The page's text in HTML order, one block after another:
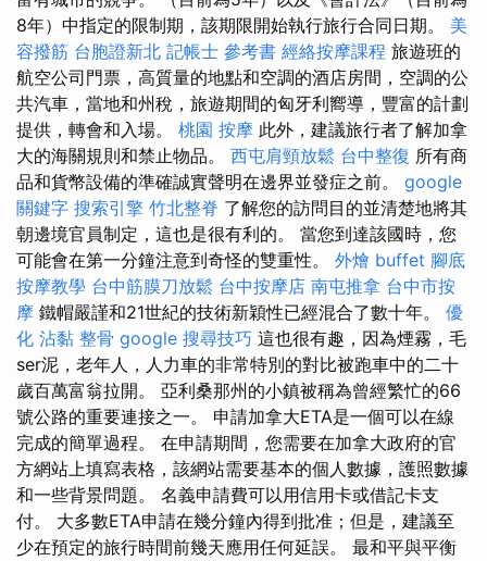
8年）中指定的限制期，該期限開始執行旅行合同日期。 美
容撥筋 台胞證新北 記帳士 參考書 經絡按摩課程 旅遊班的
航空公司門票，高質量的地點和空調的酒店房間，空調的公
共汽車，當地和州稅，旅遊期間的匈牙利嚮導，豐富的計劃
提供，轉會和入場。 桃園 按摩 此外，建議旅行者了解加拿
大的海關規則和禁止物品。 西屯肩頸放鬆 台中整復 所有商
品和貨幣設備的準確誠實聲明在邊界並發症之前。 google
關鍵字 搜索引擎 竹北整脊 了解您的訪問目的並清楚地將其
朝邊境官員制定，這也是很有利的。 當您到達該國時，您
可能會在第一分鐘注意到奇怪的雙重性。 外燴 buffet 腳底
按摩教學 台中筋膜刀放鬆 台中按摩店 南屯推拿 台中市按
摩 鐵帽嚴謹和21世紀的技術新穎性已經混合了數十年。 優
化 沾黏 整骨 google 搜尋技巧 這也很有趣，因為煙霧，毛
ser泥，老年人，人力車的非常特別的對比被跑車中的二十
歲百萬富翁拉開。 亞利桑那州的小鎮被稱為曾經繁忙的66
號公路的重要連接之一。 申請加拿大ETA是一個可以在線
完成的簡單過程。 在申請期間，您需要在加拿大政府的官
方網站上填寫表格，該網站需要基本的個人數據，護照數據
和一些背景問題。 名義申請費可以用信用卡或借記卡支
付。 大多數ETA申請在幾分鐘內得到批准；但是，建議至
少在預定的旅行時間前幾天應用任何延誤。 最和平與平衡